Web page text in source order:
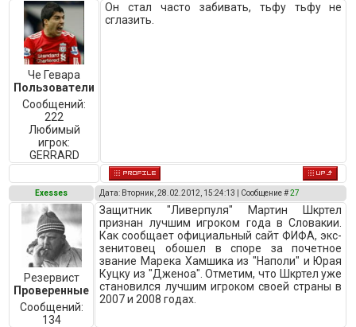
Че Гевара
Пользователи
Сообщений:
222
Любимый
игрок:
GERRARD
Он стал часто забивать, тьфу тьфу не
сглазить.
Exesses Дата: Вторник, 28.02.2012, 15:24:13 | Сообщение #27
Резервист
Проверенные
Сообщений:
134
Защитник "Ливерпуля" Мартин Шкртел
признан лучшим игроком года в Словакии.
Как сообщает официальный сайт ФИФА, экс-
зенитовец обошел в споре за почетное
звание Марека Хамшика из "Наполи" и Юрая
Куцку из "Дженоа". Отметим, что Шкртел уже
становился лучшим игроком своей страны в
2007 и 2008 годах.